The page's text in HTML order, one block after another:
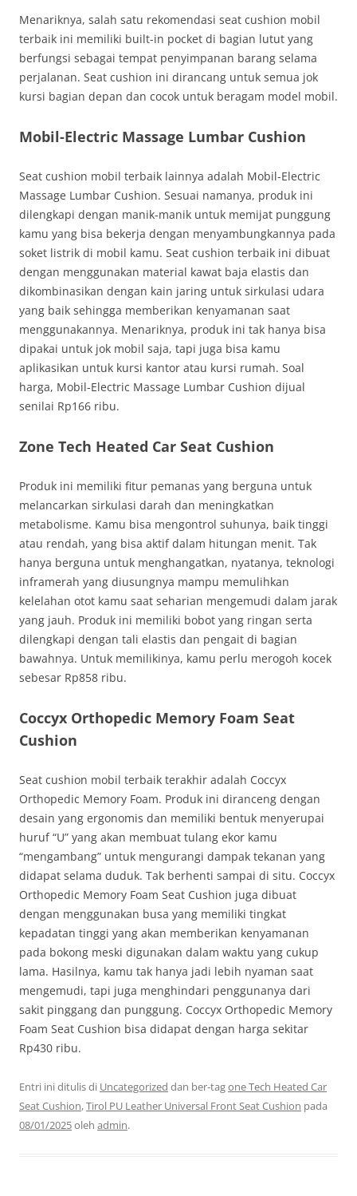
Menariknya, salah satu rekomendasi seat cushion mobil
terbaik ini memiliki built-in pocket di bagian lutut yang
berfungsi sebagai tempat penyimpanan barang selama
perjalanan. Seat cushion ini dirancang untuk semua jok
kursi bagian depan dan cocok untuk beragam model mobil.
Mobil-Electric Massage Lumbar Cushion
Seat cushion mobil terbaik lainnya adalah Mobil-Electric
Massage Lumbar Cushion. Sesuai namanya, produk ini
dilengkapi dengan manik-manik untuk memijat punggung
kamu yang bisa bekerja dengan menyambungkannya pada
soket listrik di mobil kamu. Seat cushion terbaik ini dibuat
dengan menggunakan material kawat baja elastis dan
dikombinasikan dengan kain jaring untuk sirkulasi udara
yang baik sehingga memberikan kenyamanan saat
menggunakannya. Menariknya, produk ini tak hanya bisa
dipakai untuk jok mobil saja, tapi juga bisa kamu
aplikasikan untuk kursi kantor atau kursi rumah. Soal
harga, Mobil-Electric Massage Lumbar Cushion dijual
senilai Rp166 ribu.
Zone Tech Heated Car Seat Cushion
Produk ini memiliki fitur pemanas yang berguna untuk
melancarkan sirkulasi darah dan meningkatkan
metabolisme. Kamu bisa mengontrol suhunya, baik tinggi
atau rendah, yang bisa aktif dalam hitungan menit. Tak
hanya berguna untuk menghangatkan, nyatanya, teknologi
inframerah yang diusungnya mampu memulihkan
kelelahan otot kamu saat seharian mengemudi dalam jarak
yang jauh. Produk ini memiliki bobot yang ringan serta
dilengkapi dengan tali elastis dan pengait di bagian
bawahnya. Untuk memilikinya, kamu perlu merogoh kocek
sebesar Rp858 ribu.
Coccyx Orthopedic Memory Foam Seat
Cushion
Seat cushion mobil terbaik terakhir adalah Coccyx
Orthopedic Memory Foam. Produk ini diranceng dengan
desain yang ergonomis dan memiliki bentuk menyerupai
huruf “U” yang akan membuat tulang ekor kamu
“mengambang” untuk mengurangi dampak tekanan yang
didapat selama duduk. Tak berhenti sampai di situ. Coccyx
Orthopedic Memory Foam Seat Cushion juga dibuat
dengan menggunakan busa yang memiliki tingkat
kepadatan tinggi yang akan memberikan kenyamanan
pada bokong meski digunakan dalam waktu yang cukup
lama. Hasilnya, kamu tak hanya jadi lebih nyaman saat
mengemudi, tapi juga menghindari penggunanya dari
sakit pinggang dan punggung. Coccyx Orthopedic Memory
Foam Seat Cushion bisa didapat dengan harga sekitar
Rp430 ribu.
Entri ini ditulis di Uncategorized dan ber-tagone Tech Heated Car
Seat Cushion,Tirol PU Leather Universal Front Seat Cushion pada
08/01/2025oleh admin.